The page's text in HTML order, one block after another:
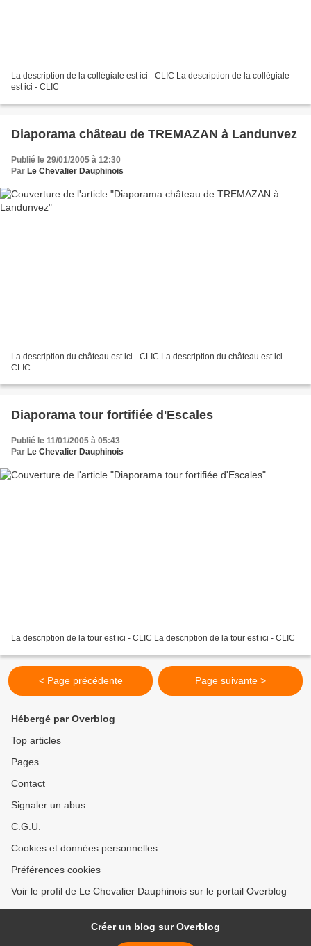
La description de la collégiale est ici - CLIC La description de la collégiale
est ici - CLIC
Diaporama château de TREMAZAN à Landunvez
Publié le 29/01/2005 à 12:30
Par Le Chevalier Dauphinois
La description du château est ici - CLIC La description du château est ici -
CLIC
Diaporama tour fortifiée d'Escales
Publié le 11/01/2005 à 05:43
Par Le Chevalier Dauphinois
La description de la tour est ici - CLIC La description de la tour est ici - CLIC
< Page précédente Page suivante >
Hébergé par Overblog
Top articles
Pages
Contact
Signaler un abus
C.G.U.
Cookies et données personnelles
Préférences cookies
Voir le profil de Le Chevalier Dauphinois sur le portail Overblog
Créer un blog sur Overblog